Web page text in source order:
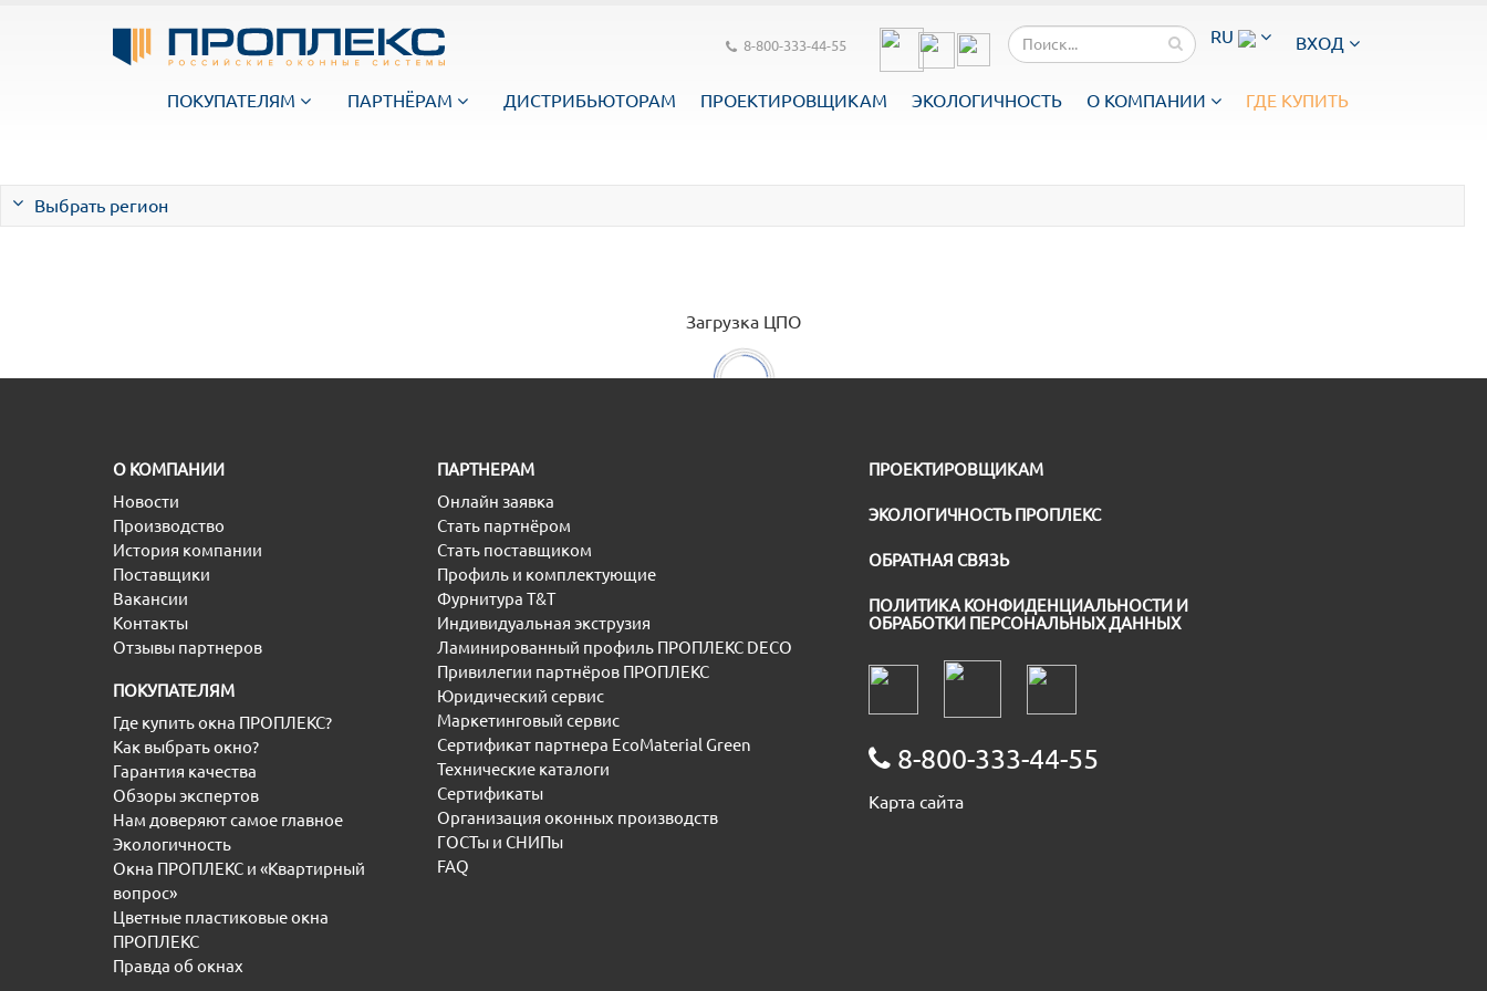
RU ВХОД
8-800-333-44-55
ПОКУПАТЕЛЯМ ПАРТНЁРАМ ДИСТРИБЬЮТОРАМ ПРОЕКТИРОВЩИКАМ ЭКОЛОГИЧНОСТЬ О КОМПАНИИ ГДЕ КУПИТЬ
Выбрать регион
Загрузка ЦПО
O КОМПАНИИ
Новости
Производство
История компании
Поставщики
Вакансии
Контакты
Отзывы партнеров
ПОКУПАТЕЛЯМ
Где купить окна ПРОПЛЕКС?
Как выбрать окно?
Гарантия качества
Обзоры экспертов
Нам доверяют самое главное
Экологичность
Окна ПРОПЛЕКС и «Квартирный
вопрос»
Цветные пластиковые окна
ПРОПЛЕКС
Правда об окнах
ПАРТНЕРАМ
Онлайн заявка
Стать партнёром
Стать поставщиком
Профиль и комплектующие
Фурнитура T&T
Индивидуальная экструзия
Ламинированный профиль ПРОПЛЕКС DECO
Привилегии партнёров ПРОПЛЕКС
Юридический сервис
Маркетинговый сервис
Сертификат партнера EcoMaterial Green
Технические каталоги
Сертификаты
Организация оконных производств
ГОСТы и СНИПы
FAQ
ПРОЕКТИРОВЩИКАМ
ЭКОЛОГИЧНОСТЬ ПРОПЛЕКС
ОБРАТНАЯ СВЯЗЬ
ПОЛИТИКА КОНФИДЕНЦИАЛЬНОСТИ И
ОБРАБОТКИ ПЕРСОНАЛЬНЫХ ДАННЫХ
8-800-333-44-55
Карта сайта